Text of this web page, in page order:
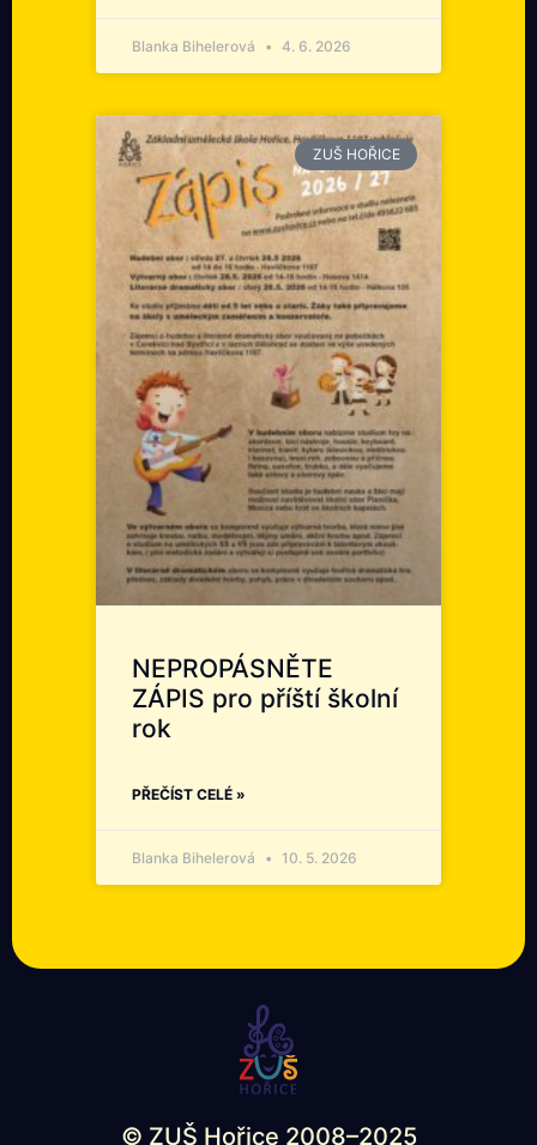
Blanka Bihelerová 4. 6. 2026
ZUŠ HOŘICE
NEPROPÁSNĚTE
ZÁPIS pro příští školní
rok
PŘEČÍST CELÉ »
Blanka Bihelerová 10. 5. 2026
© ZUŠ Hořice 2008–2025